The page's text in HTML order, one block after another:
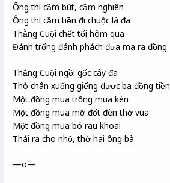
Ông thì cầm bút, cầm nghiên
Ông thì cầm tiền đi chuộc lá đa
Thằng Cuội chết tối hôm qua
Đánh trống đánh phách đưa ma ra đồng
Thằng Cuội ngồi gốc cây đa
Thò chân xuống giếng được ba đồng tiền
Một đồng mua trống mua kèn
Một đồng mua mỡ đốt đèn thờ vua
Một đồng mua bó rau khoai
Thái ra cho nhỏ, thờ hai ông bà
—o—